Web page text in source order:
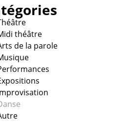
théâtre
de la parole